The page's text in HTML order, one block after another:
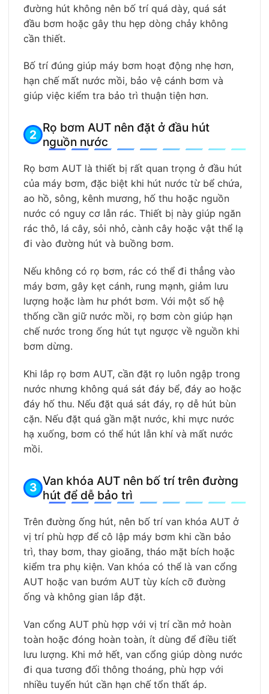
đường hút không nên bố trí quá dày, quá sát
đầu bơm hoặc gây thu hẹp dòng chảy không
cần thiết.
Bố trí đúng giúp máy bơm hoạt động nhẹ hơn,
hạn chế mất nước mồi, bảo vệ cánh bơm và
giúp việc kiểm tra bảo trì thuận tiện hơn.
Rọ bơm AUT nên đặt ở đầu hút
nguồn nước
Rọ bơm AUT là thiết bị rất quan trọng ở đầu hút
của máy bơm, đặc biệt khi hút nước từ bể chứa,
ao hồ, sông, kênh mương, hố thu hoặc nguồn
nước có nguy cơ lẫn rác. Thiết bị này giúp ngăn
rác thô, lá cây, sỏi nhỏ, cành cây hoặc vật thể lạ
đi vào đường hút và buồng bơm.
Nếu không có rọ bơm, rác có thể đi thẳng vào
máy bơm, gây kẹt cánh, rung mạnh, giảm lưu
lượng hoặc làm hư phớt bơm. Với một số hệ
thống cần giữ nước mồi, rọ bơm còn giúp hạn
chế nước trong ống hút tụt ngược về nguồn khi
bơm dừng.
Khi lắp rọ bơm AUT, cần đặt rọ luôn ngập trong
nước nhưng không quá sát đáy bể, đáy ao hoặc
đáy hố thu. Nếu đặt quá sát đáy, rọ dễ hút bùn
cặn. Nếu đặt quá gần mặt nước, khi mực nước
hạ xuống, bơm có thể hút lẫn khí và mất nước
mồi.
Van khóa AUT nên bố trí trên đường
hút để dễ bảo trì
Trên đường ống hút, nên bố trí van khóa AUT ở
vị trí phù hợp để cô lập máy bơm khi cần bảo
trì, thay bơm, thay gioăng, tháo mặt bích hoặc
kiểm tra phụ kiện. Van khóa có thể là van cổng
AUT hoặc van bướm AUT tùy kích cỡ đường
ống và không gian lắp đặt.
Van cổng AUT phù hợp với vị trí cần mở hoàn
toàn hoặc đóng hoàn toàn, ít dùng để điều tiết
lưu lượng. Khi mở hết, van cổng giúp dòng nước
đi qua tương đối thông thoáng, phù hợp với
nhiều tuyến hút cần hạn chế tổn thất áp.